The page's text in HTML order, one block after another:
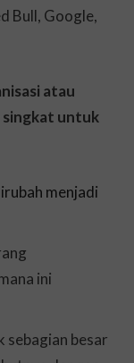
Bull, Google,
atau
singkat untuk
menjadi
ini
sebagian besar